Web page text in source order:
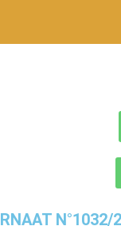
RNAAT N°1032/